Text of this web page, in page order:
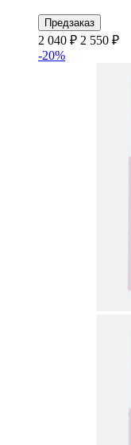
Предзаказ
2 040 ₽ 2 550 ₽
-20%